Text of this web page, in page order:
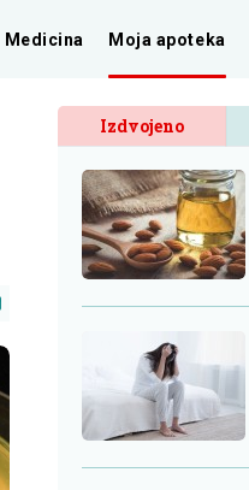
Medicina Moja apoteka
Izdvojeno